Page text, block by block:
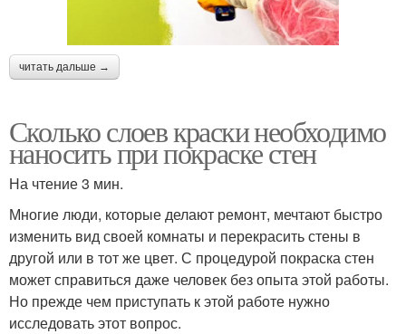
читать дальше →
Сколько слоев краски необходимо
наносить при покраске стен
На чтение 3 мин.
Многие люди, которые делают ремонт, мечтают быстро
изменить вид своей комнаты и перекрасить стены в
другой или в тот же цвет. С процедурой покраска стен
может справиться даже человек без опыта этой работы.
Но прежде чем приступать к этой работе нужно
исследовать этот вопрос.